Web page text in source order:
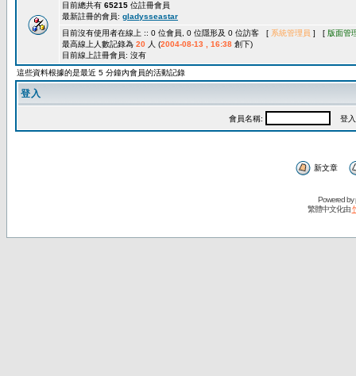
目前總共有 65215 位註冊會員
最新註冊的會員: gladysseastar
目前沒有使用者在線上 :: 0 位會員, 0 位隱形及 0 位訪客 [ 系統管理員 ] [ 版面管
最高線上人數記錄為 20 人 (2004-08-13 , 16:38 創下)
目前線上註冊會員: 沒有
這些資料根據的是最近 5 分鐘內會員的活動記錄
登入
會員名稱: 登入
新文章
Powered by
繁體中文化由